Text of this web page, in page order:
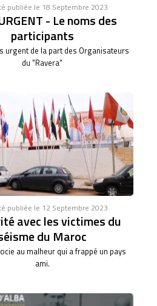
publiée le 18 Septembre 2023
- Le noms des
participants
urgent de la part des Organisateurs
du "Ravera"
publiée le 12 Septembre 2023
avec les victimes du
du Maroc
au malheur qui a frappé un pays
ami.